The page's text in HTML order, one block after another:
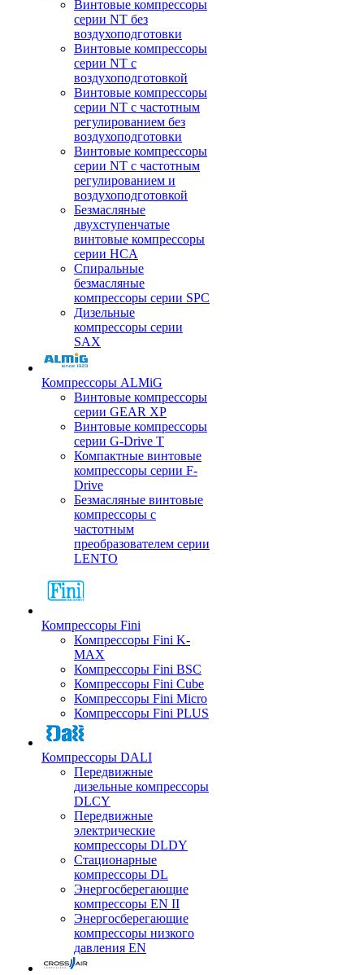
Винтовые компрессоры
серии NT без
воздухоподготовки
Винтовые компрессоры
серии NT c
воздухоподготовкой
Винтовые компрессоры
серии NT с частотным
регулированием без
воздухоподготовки
Винтовые компрессоры
серии NT с частотным
регулированием и
воздухоподготовкой
Безмасляные
двухступенчатые
винтовые компрессоры
серии HCA
Спиральные
безмасляные
компрессоры серии SPC
Дизельные
компрессоры серии
SAX
Компрессоры ALMiG
Винтовые компрессоры
серии GEAR XP
Винтовые компрессоры
серии G-Drive T
Компактные винтовые
компрессоры серии F-
Drive
Безмасляные винтовые
компрессоры с
частотным
преобразователем серии
LENTO
Компрессоры Fini
Компрессоры Fini K-
MAX
Компрессоры Fini BSC
Компрессоры Fini Cube
Компрессоры Fini Micro
Компрессоры Fini PLUS
Компрессоры DALI
Передвижные
дизельные компрессоры
DLCY
Передвижные
электрические
компрессоры DLDY
Стационарные
компрессоры DL
Энергосберегающие
компрессоры EN II
Энергосберегающие
компрессоры низкого
давления EN